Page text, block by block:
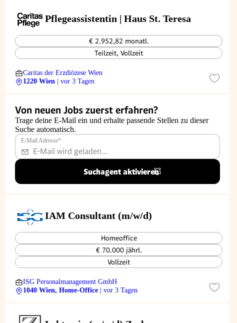
Pflegeassistentin | Haus St. Teresa
€ 2.952,82 monatl.
Teilzeit, Vollzeit
Caritas der Erzdiözese Wien
1220 Wien
| vor 3 Tagen
Von neuen Jobs zuerst erfahren?
Trage deine E-Mail ein und erhalte passende Stellen zu dieser
Suche automatisch.
E-Mail Adresse*
Suchagent aktivieren
IAM Consultant (m/w/d)
Homeoffice
€ 70.000 jährl.
Vollzeit
ISG Personalmanagement GmbH
1040 Wien, Home-Office
| vor 3 Tagen